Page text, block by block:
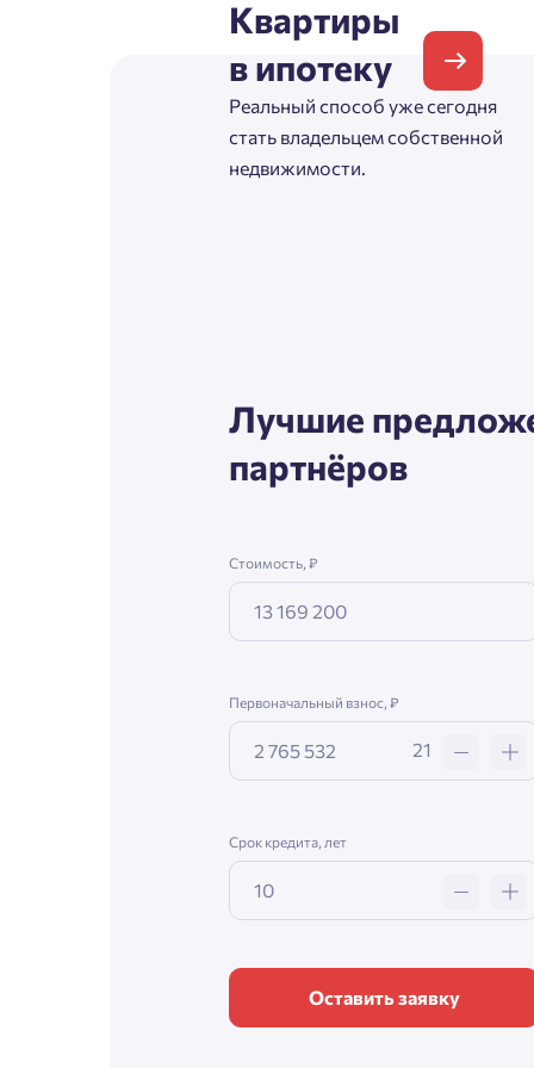
Квартиры
в ипотеку
Реальный способ уже сегодня
стать владельцем собственной
недвижимости.
Лучшие
партнёров
Стоимость, ₽
Первоначальный взнос, ₽
21
Срок кредита, лет
Оставить заявку